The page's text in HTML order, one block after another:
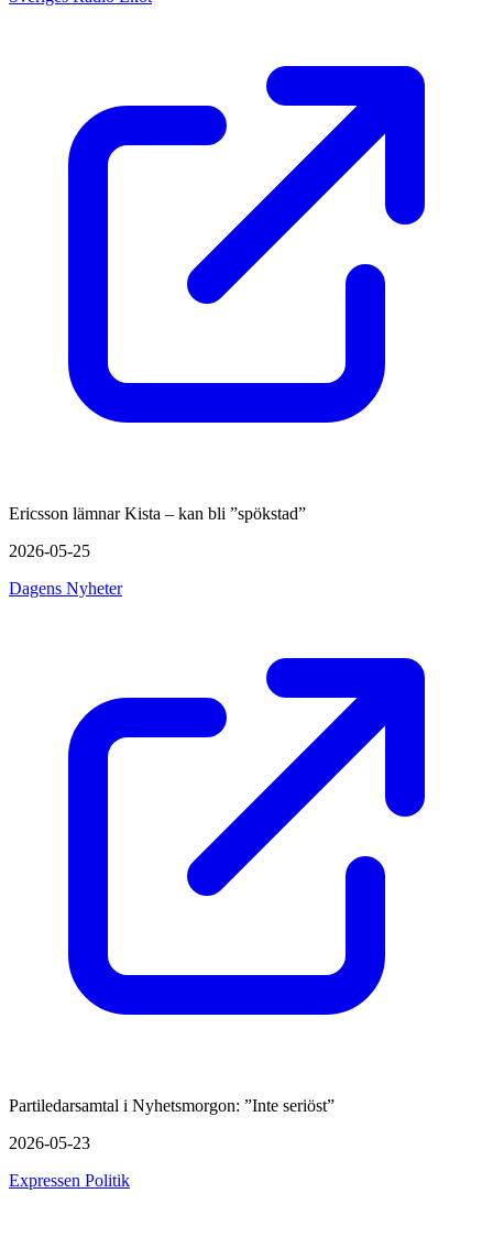
Ericsson lämnar Kista – kan bli ”spökstad”
2026-05-25
Dagens Nyheter
Partiledarsamtal i Nyhetsmorgon: ”Inte seriöst”
2026-05-23
Expressen Politik